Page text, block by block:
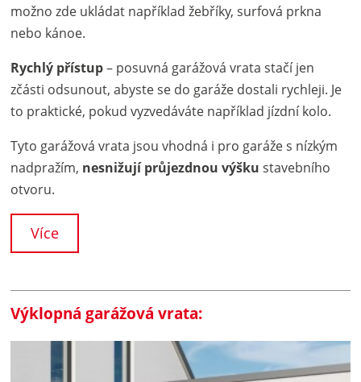
možno zde ukládat například žebříky, surfová prkna
nebo kánoe.
Rychlý přístup– posuvná garážová vrata stačí jen
zčásti odsunout, abyste se do garáže dostali rychleji. Je
to praktické, pokud vyzvedáváte například jízdní kolo.
Tyto garážová vrata jsou vhodná i pro garáže s nízkým
nadpražím, nesnižují průjezdnou výšku stavebního
otvoru.
Více
Výklopná garážová vrata: